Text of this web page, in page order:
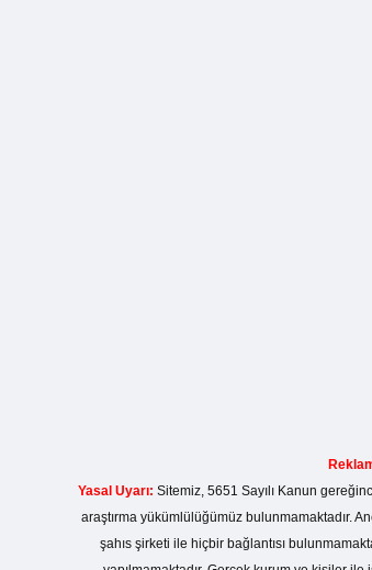
Yasal Uyarı: Sitemiz, 5651 Sayılı Kanun
araştırma yükümlülüğümüz bulunmamaktadır.
şahıs şirketi ile hiçbir bağlantısı